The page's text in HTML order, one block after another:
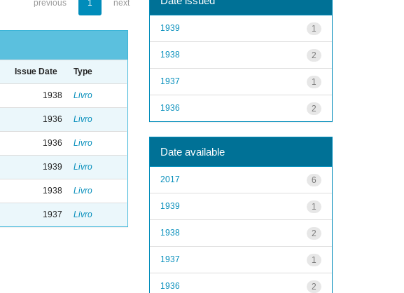
previous 1 next
Issue Date Type
1938 Livro
1936 Livro
1936 Livro
1939 Livro
1938 Livro
1937 Livro
1
1939
2
1938
1
1937
2
1936
Date available
6
2017
1
1939
2
1938
1
1937
2
1936